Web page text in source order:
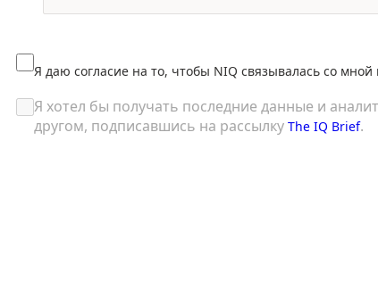
Я даю согласие на то, чтобы NIQ связывалась со мной
Я хотел бы получать последние данные и
другом, подписавшись на рассылку The IQ Brief.